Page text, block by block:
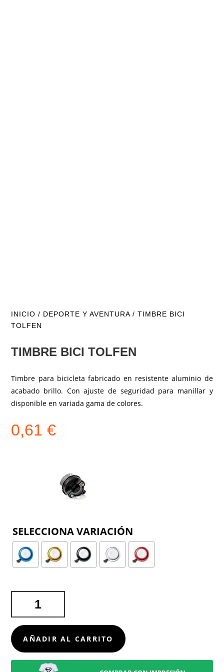
INICIO / DEPORTE Y AVENTURA / TIMBRE BICI
TOLFEN
TIMBRE BICI TOLFEN
Timbre para bicicleta fabricado en resistente aluminio de
acabado brillo. Con ajuste de seguridad para manillar y
disponible en variada gama de colores.
0,61€
TOLFEN
CANTIDAD
AÑADIR AL CARRITO